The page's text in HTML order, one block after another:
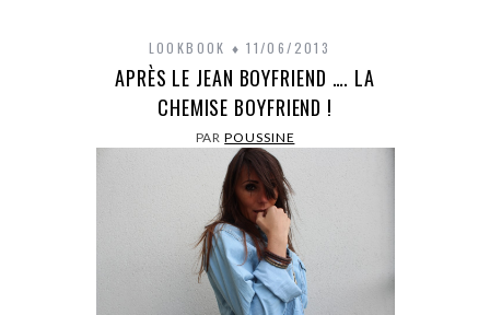
LOOKBOOK 11/06/2013
APRÈS LE JEAN BOYFRIEND …. LA
CHEMISE BOYFRIEND !
PARPOUSSINE